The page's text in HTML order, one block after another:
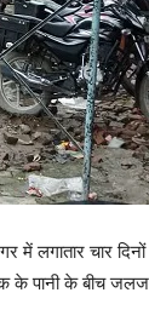
में लगातार चार
पानी के बीच